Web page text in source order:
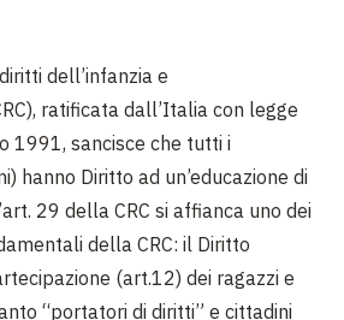
dell’infanzia e
ratificata dall’Italia con legge
1991, sancisce che tutti i
hanno Diritto ad un’educazione di
29 della CRC si affianca uno dei
della CRC: il Diritto
(art.12) dei ragazzi e
“portatori di diritti” e cittadini